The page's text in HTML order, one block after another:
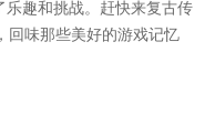
乐趣和挑战。赶快来复古传
回味那些美好的游戏记忆